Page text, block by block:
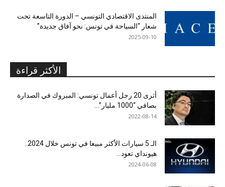
المنتدى الاقتصادي التونسي – الدورة التاسعة تحت
شعار “السياحة في تونس: نحو آفاق جديدة”
2025-09-10
الأكثر قراءة
أثرى 20 رجل أعمال تونسي: المبروك في الصدارة
بصافي “1000 مليار”...
2022-08-14
هيونداي تعود...
2024-06-08